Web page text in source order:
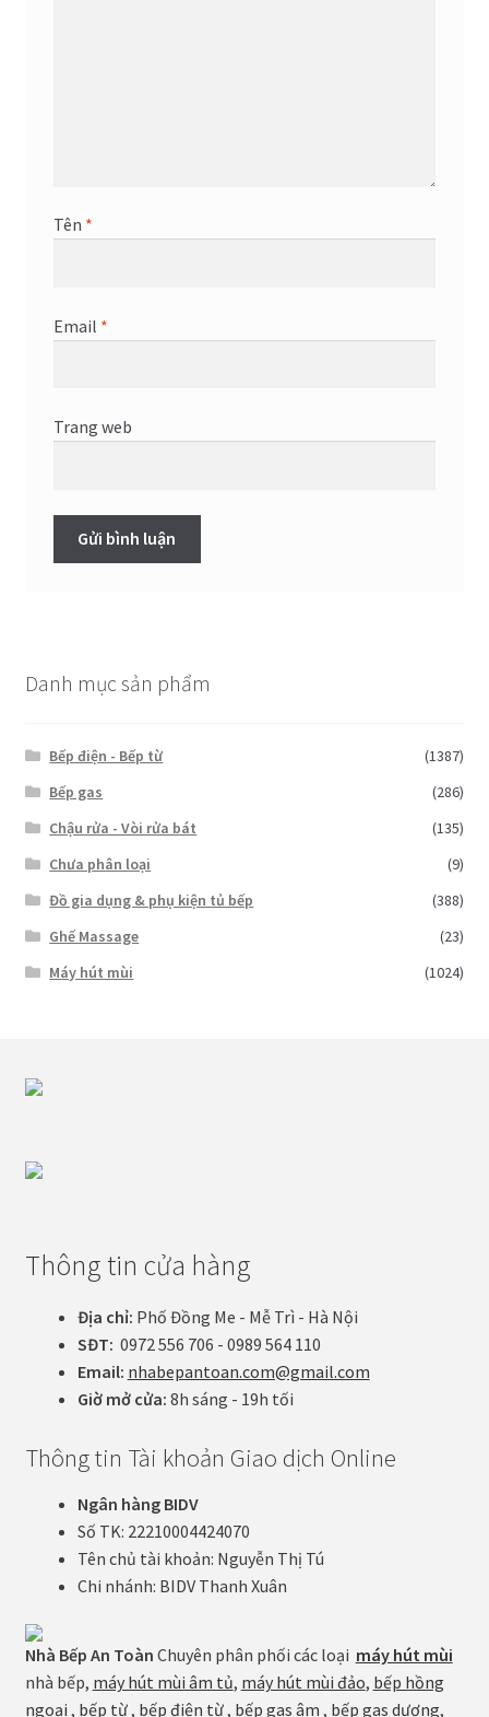
Tên *
Email *
Trang web
Danh mục sản phẩm
Bếp điện - Bếp từ
(1387)
Bếp gas
(286)
Chậu rửa - Vòi rửa bát
(135)
Chưa phân loại
(9)
Đồ gia dụng & phụ kiện tủ bếp
(388)
Ghế Massage
(23)
Máy hút mùi
(1024)
Thông tin cửa hàng
Địa chỉ: Phố Đồng Me - Mễ Trì - Hà Nội
SĐT: 0972 556 706 - 0989 564 110
Email: nhabepantoan.com@gmail.com
Giờ mở cửa: 8h sáng - 19h tối
Thông tin Tài khoản Giao dịch Online
Ngân hàng BIDV
Số TK: 22210004424070
Tên chủ tài khoản: Nguyễn Thị Tú
Chi nhánh: BIDV Thanh Xuân
Nhà Bếp An Toàn Chuyên phân phối các loại máy hút mùi
nhà bếp, máy hút mùi âm tủ, máy hút mùi đảo, bếp hồng
ngoại , bếp từ, bếp điện từ, bếp gas âm , bếp gas dương,